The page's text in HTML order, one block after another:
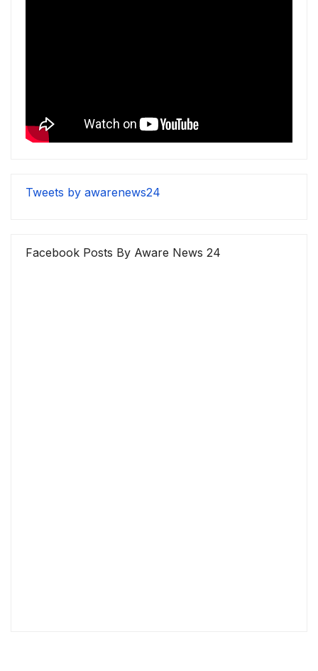
Tweets by awarenews24
Facebook Posts By Aware News 24